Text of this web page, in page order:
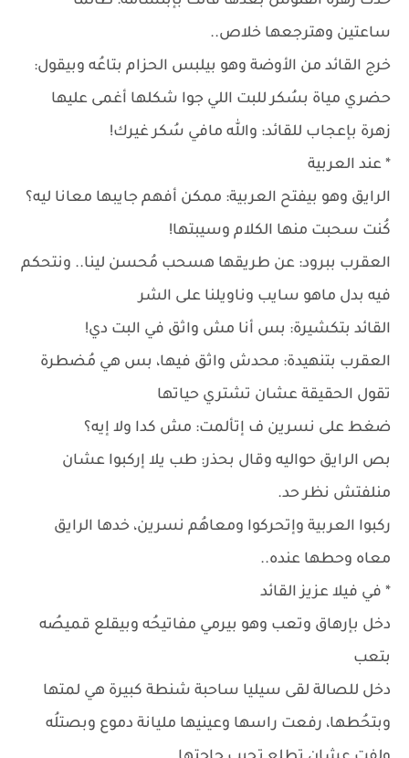
ساعتين وهترجعها خلاص..
خرج القائد من الأوضة وهو بيلبس الحزام بتاعُه وبيقول:
حضري مياة بسُكر للبت اللي جوا شكلها أغمى عليها
زهرة بإعجاب للقائد: والله مافي سُكر غيرك!
* عند العربية
الرايق وهو بيفتح العربية: ممكن أفهم جايبها معانا ليه؟
كُنت سحبت منها الكلام وسيبتها!
العقرب ببرود: عن طريقها هسحب مُحسن لينا.. ونتحكم
فيه بدل ماهو سايب وناويلنا على الشر
القائد بتكشيرة: بس أنا مش واثق في البت دي!
العقرب بتنهيدة: محدش واثق فيها، بس هي مُضطرة
تقول الحقيقة عشان تشتري حياتها
ضغط على نسرين ف إتألمت: مش كدا ولا إيه؟
بص الرايق حواليه وقال بحذر: طب يلا إركبوا عشان
منلفتش نظر حد.
ركبوا العربية وإتحركوا ومعاهُم نسرين، خدها الرايق
معاه وحطها عنده..
* في فيلا عزيز القائد
دخل بإرهاق وتعب وهو بيرمي مفاتيحُه وبيقلع قميصُه
بتعب
دخل للصالة لقى سيليا ساحبة شنطة كبيرة هي لمتها
وبتحُطها، رفعت راسها وعينيها مليانة دموع وبصتلُه